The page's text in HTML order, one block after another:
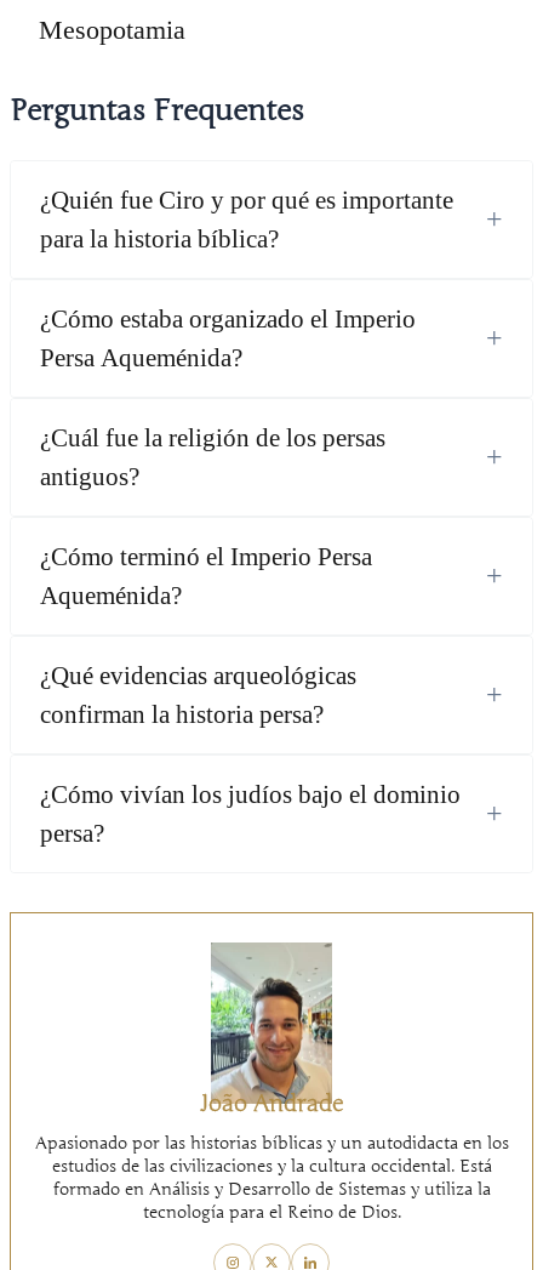
Mesopotamia
Perguntas Frequentes
¿Quién fue Ciro y por qué es importante
para la historia bíblica?
+
¿Cómo estaba organizado el Imperio
Persa Aqueménida?
+
¿Cuál fue la religión de los persas
antiguos?
+
¿Cómo terminó el Imperio Persa
Aqueménida?
+
¿Qué evidencias arqueológicas
confirman la historia persa?
+
¿Cómo vivían los judíos bajo el dominio
persa?
+
João Andrade
Apasionado por las historias bíblicas y un autodidacta en los
estudios de las civilizaciones y la cultura occidental. Está
formado en Análisis y Desarrollo de Sistemas y utiliza la
tecnología para el Reino de Dios.